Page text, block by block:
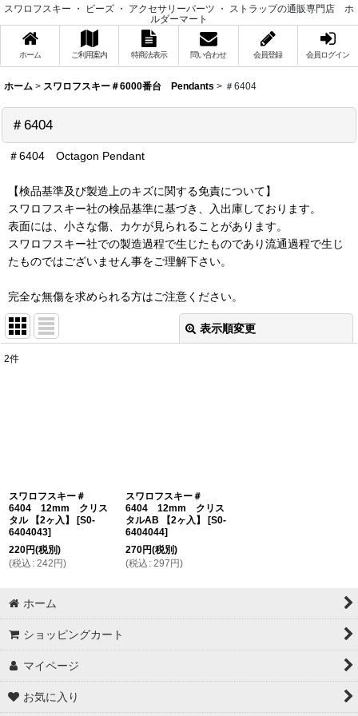
スワロフスキー ・ ビーズ ・ アクセサリーパーツ ・ ストラップの通販専門店 ホ
ルダーマート
ホーム ご利用案内 特商法表示 問い合わせ 会員登録 会員ログイン
ホーム > スワロフスキー＃6000番台 Pendants > ＃6404
＃6404
＃6404 Octagon Pendant
【検品基準及び製造上のキズに関する免責について】
スワロフスキー社の検品基準に基づき、入出庫しております。
表面には、小さな傷、カケが見られることがあります。
スワロフスキー社での製造過程で生じたものであり流通過程で生じ
たものではございません事をご理解下さい。
完全な無傷を求められる方はご注意ください。
表示順変更
絞り込む
2件
スワロフスキー＃
6404 12mm クリス
タル 【2ヶ入】
[S0-
6404043]
220円(税別)
(税込 : 242 円)
スワロフスキー＃
6404 12mm クリス
タルAB 【2ヶ入】
[S0-
6404044]
270円(税別)
(税込 : 297 円)
ホーム
ショッピングカート
マイページ
お気に入り